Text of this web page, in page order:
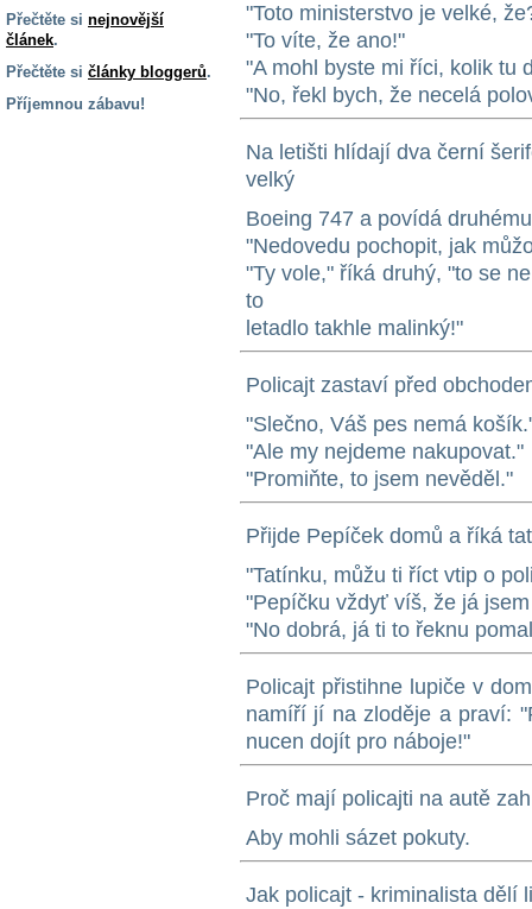
Přečtěte si nejnovější
článek.
Přečtěte si články bloggerů.
Příjemnou zábavu!
"Toto ministerstvo je velké,
"To víte, že ano!"
"A mohl byste mi říci, kolik tu
"No, řekl bych, že necelá
Na letišti hlídají dva černí
velký
Boeing 747 a povídá
"Nedovedu pochopit, jak
"Ty vole," říká druhý, "to se
to
letadlo takhle malinký!"
Policajt zastaví před
"Slečno, Váš pes nemá
"Ale my nejdeme nakupovat."
"Promiňte, to jsem nevěděl."
Přijde Pepíček domů a říká
"Tatínku, můžu ti říct vtip o
"Pepíčku vždyť víš, že já
"No dobrá, já ti to řeknu
Policajt přistihne lupiče v
namíří jí na zloděje a praví:
nucen dojít pro náboje!"
Proč mají policajti na autě
Aby mohli sázet pokuty.
Jak policajt - kriminalista dělí